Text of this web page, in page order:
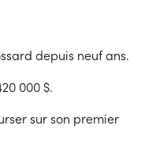
depuis neuf ans.
000 $.
sur son premier